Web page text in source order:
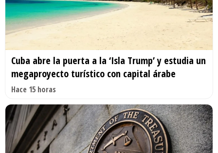
Cuba abre la puerta a la ‘Isla Trump’ y estudia un
megaproyecto turístico con capital árabe
Hace 15 horas